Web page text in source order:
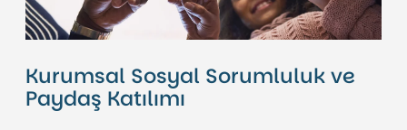
Kurumsal Sosyal Sorumluluk ve
Paydaş Katılımı